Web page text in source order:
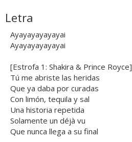
Letra
Ayayayayayayai
Ayayayayayayai
[Estrofa 1: Shakira & Prince Royce]
Tú me abriste las heridas
Que ya daba por curadas
Con limón, tequila y sal
Una historia repetida
Solamente un déjà vu
Que nunca llega a su final